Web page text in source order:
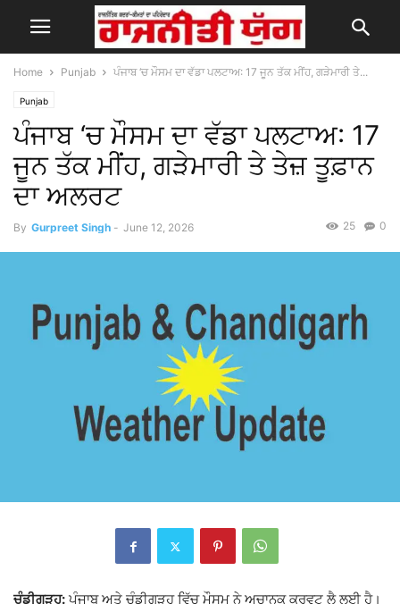
Home Punjab ਪੰਜਾਬ ‘ਚ ਮੌਸਮ ਦਾ ਵੱਡਾ ਪਲਟਾਅ: 17 ਜੂਨ ਤੱਕ ਮੀਂਹ, ਗੜੇਮਾਰੀ ਤੇ...
Punjab
ਪੰਜਾਬ ‘ਚ ਮੌਸਮ ਦਾ ਵੱਡਾ ਪਲਟਾਅ: 17
ਜੂਨ ਤੱਕ ਮੀਂਹ, ਗੜੇਮਾਰੀ ਤੇ ਤੇਜ਼ ਤੂਫ਼ਾਨ
ਦਾ ਅਲਰਟ
By Gurpreet Singh - June 12, 2026 0
25
ਚੰਡੀਗੜ੍ਹ: ਪੰਜਾਬ ਅਤੇ ਚੰਡੀਗੜ੍ਹ ਵਿੱਚ ਮੌਸਮ ਨੇ ਅਚਾਨਕ ਕਰਵਟ ਲੈ ਲਈ ਹੈ।